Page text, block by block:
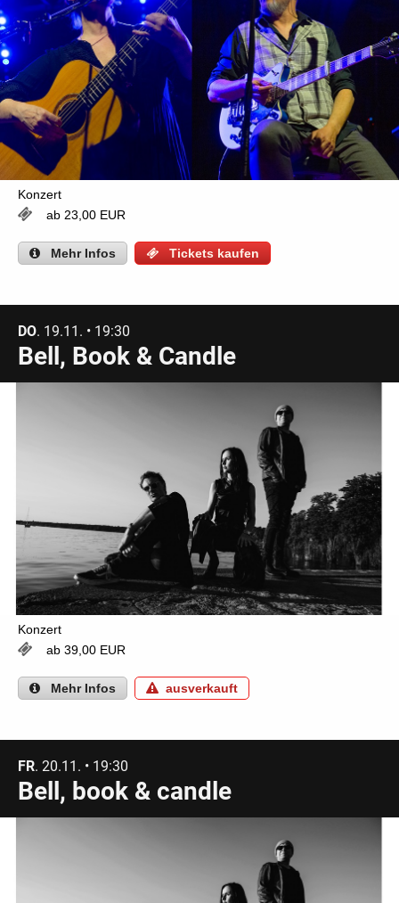
Konzert
ab 23,00 EUR
Mehr Infos Tickets kaufen
DO. 19.11. • 19:30
Bell, Book & Candle
Konzert
ab 39,00 EUR
Mehr Infos ausverkauft
FR. 20.11. • 19:30
Bell, book & candle